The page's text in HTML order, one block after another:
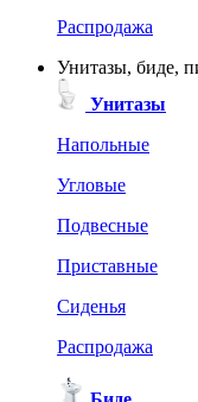
Распродажа
Унитазы, биде,
Унитазы
Напольные
Угловые
Подвесные
Приставные
Сиденья
Распродажа